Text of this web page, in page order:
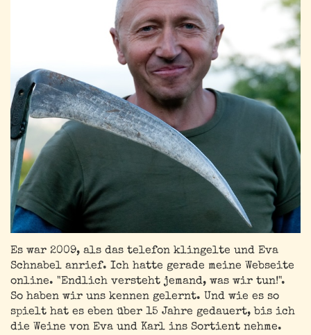
Es war 2009, als das telefon klingelte und Eva
Schnabel anrief. Ich hatte gerade meine Webseite
online. "Endlich versteht jemand, was wir tun!".
So haben wir uns kennen gelernt. Und wie es so
spielt hat es eben über 15 Jahre gedauert, bis ich
die Weine von Eva und Karl ins Sortient nehme.